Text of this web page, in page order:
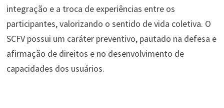
integração e a troca de experiências entre os
participantes, valorizando o sentido de vida coletiva. O
SCFV possui um caráter preventivo, pautado na defesa e
afirmação de direitos e no desenvolvimento de
capacidades dos usuários.